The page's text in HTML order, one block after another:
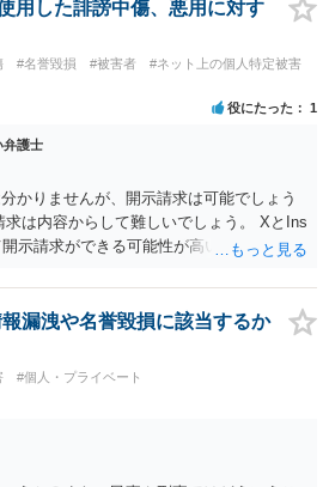
明確化はしておくべきだと考えます。
用した誹謗中傷、悪用に対す
#名誉毀損 #被害者
#ネット上の個人特定被害
役にたった 1
弁護士
かりませんが、開示請求は可能でしょう
は内容からして難しいでしょう。 XとIns
示請求ができる可能性が高いでしょう。
ントが削除されている場合、今から進め
うに思われます。 相手を特定できた場
を負担させることは可能でしょうか？ →
れば負担させることができるでしょう。
実際の弁護士費用が認められる場合と認
いえないところでしょう。
漏洩や名誉毀損に該当するか
#個人・プライベート